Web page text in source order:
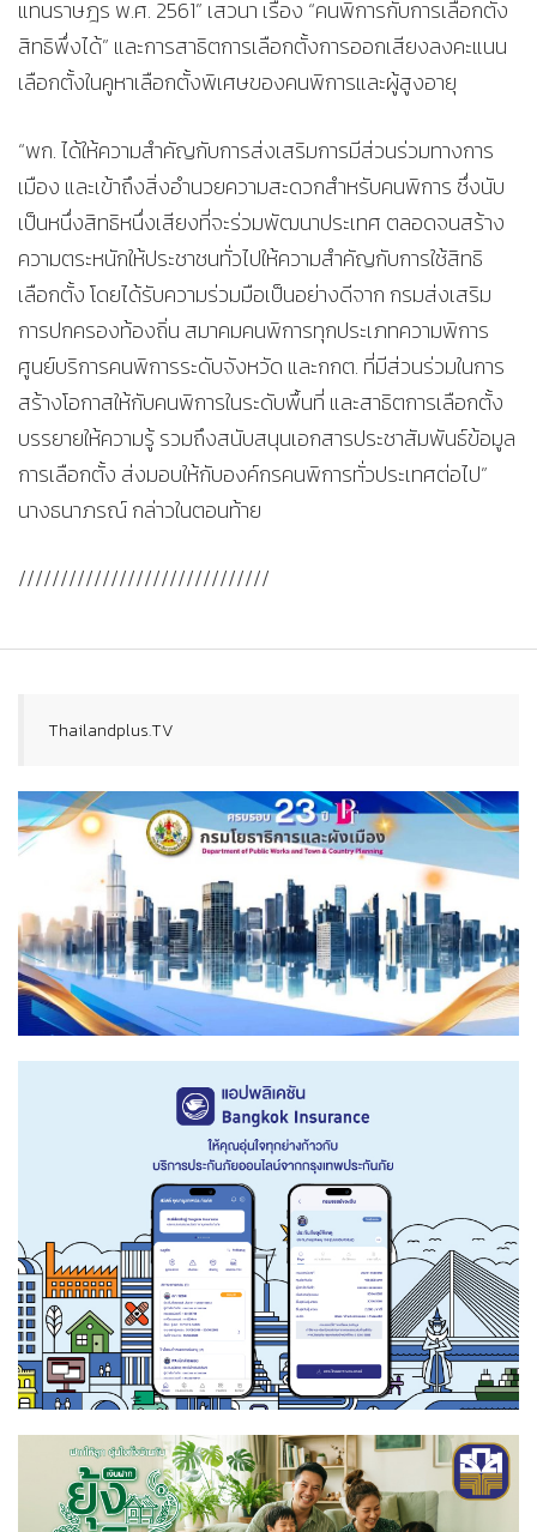
แทนราษฎร พ.ศ. 2561” เสวนา เรื่อง “คนพิการกับการเลือกตั้ง
สิทธิพึ่งได้” และการสาธิตการเลือกตั้งการออกเสียงลงคะแนน
เลือกตั้งในคูหาเลือกตั้งพิเศษของคนพิการและผู้สูงอายุ
“พก. ได้ให้ความสำคัญกับการส่งเสริมการมีส่วนร่วมทางการ
เมือง และเข้าถึงสิ่งอำนวยความสะดวกสำหรับคนพิการ ซึ่งนับ
เป็นหนึ่งสิทธิหนึ่งเสียงที่จะร่วมพัฒนาประเทศ ตลอดจนสร้าง
ความตระหนักให้ประชาชนทั่วไปให้ความสำคัญกับการใช้สิทธิ
เลือกตั้ง โดยได้รับความร่วมมือเป็นอย่างดีจาก กรมส่งเสริม
การปกครองท้องถิ่น สมาคมคนพิการทุกประเภทความพิการ
ศูนย์บริการคนพิการระดับจังหวัด และกกต. ที่มีส่วนร่วมในการ
สร้างโอกาสให้กับคนพิการในระดับพื้นที่ และสาธิตการเลือกตั้ง
บรรยายให้ความรู้ รวมถึงสนับสนุนเอกสารประชาสัมพันธ์ข้อมูล
การเลือกตั้ง ส่งมอบให้กับองค์กรคนพิการทั่วประเทศต่อไป”
นางธนาภรณ์ กล่าวในตอนท้าย
//////////////////////////////
Thailandplus.TV